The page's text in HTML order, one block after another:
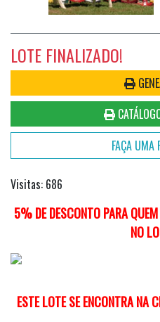
LOTE FINALIZADO!
FAÇA UMA
Visitas: 686
5% DE DESCONTO PARA
NO
ESTE LOTE SE ENCONTRA NA